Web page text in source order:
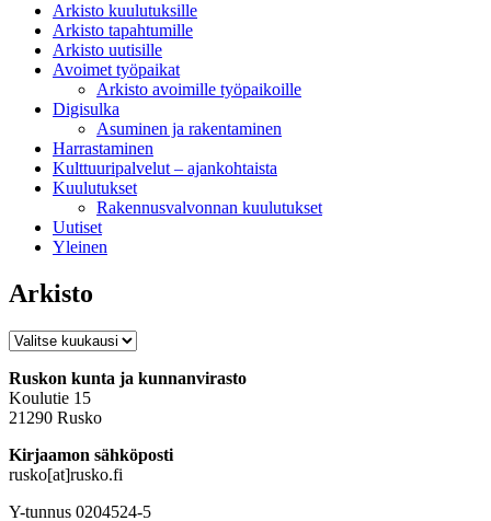
Arkisto kuulutuksille
Arkisto tapahtumille
Arkisto uutisille
Avoimet työpaikat
Arkisto avoimille työpaikoille
Digisulka
Asuminen ja rakentaminen
Harrastaminen
Kulttuuripalvelut – ajankohtaista
Kuulutukset
Rakennusvalvonnan kuulutukset
Uutiset
Yleinen
Arkisto
Arkisto
Ruskon kunta ja kunnanvirasto
Koulutie 15
21290 Rusko
Kirjaamon sähköposti
rusko[at]rusko.fi
Y-tunnus 0204524-5